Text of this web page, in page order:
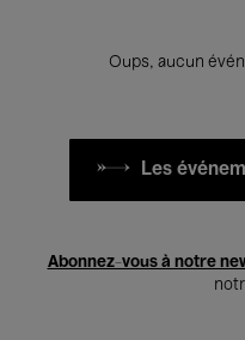
Oups, aucun
Les
Abonnez-vous à notre